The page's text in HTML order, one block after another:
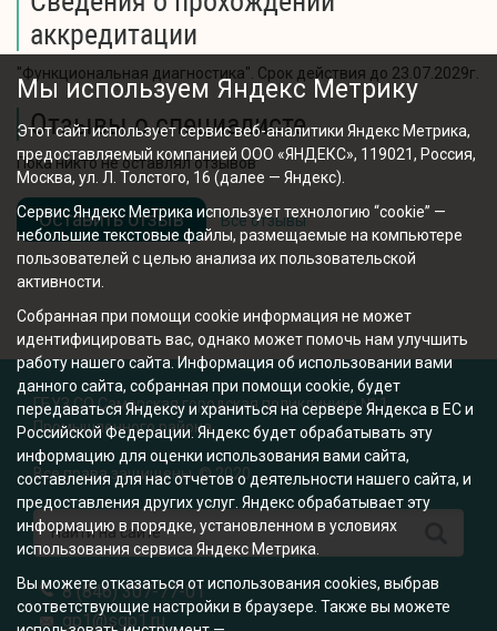
аккредитации
"Функциональная диагностика". Срок действия до 23.07.2029г.
Отзывы о специалисте
Пока никто не оставлял отзывов
Оставить отзыв Все отзывы
ГБУЗ СО Самарская городская поликлиника № 1
Промышленного района
Все права защищены. © 2020
Мы используем Яндекс Метрику
Этот сайт использует сервис веб-аналитики Яндекс Метрика,
предоставляемый компанией ООО «ЯНДЕКС», 119021, Россия,
Москва, ул. Л. Толстого, 16 (далее — Яндекс).
Сервис Яндекс Метрика использует технологию “cookie” —
небольшие текстовые файлы, размещаемые на компьютере
пользователей с целью анализа их пользовательской
активности.
Собранная при помощи cookie информация не может
идентифицировать вас, однако может помочь нам улучшить
работу нашего сайта. Информация об использовании вами
данного сайта, собранная при помощи cookie, будет
передаваться Яндексу и храниться на сервере Яндекса в ЕС и
Российской Федерации. Яндекс будет обрабатывать эту
информацию для оценки использования вами сайта,
составления для нас отчетов о деятельности нашего сайта, и
предоставления других услуг. Яндекс обрабатывает эту
информацию в порядке, установленном в условиях
использования сервиса Яндекс Метрика.
Вы можете отказаться от использования cookies, выбрав
соответствующие настройки в браузере. Также вы можете
8 (846) 307-77-01
gp1@sgp1.ru